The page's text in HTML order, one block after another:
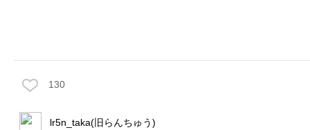
130
lr5n_taka(旧らんちゅう)